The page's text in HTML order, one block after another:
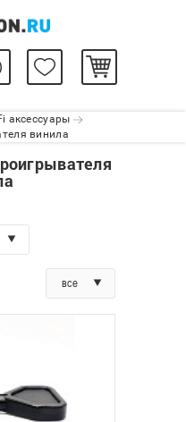
аксессуары
винила
все